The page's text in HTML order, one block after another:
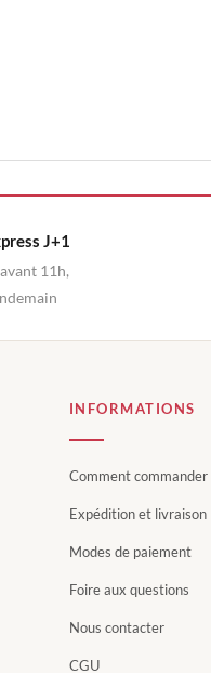
J+1
11h,
INFORMATIONS
Comment commander
Expédition et livraison
Modes de paiement
Foire aux questions
Nous contacter
CGU